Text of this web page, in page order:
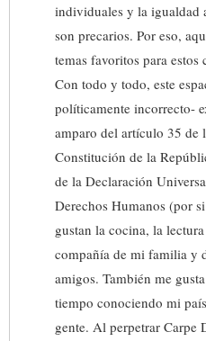
individuales y la igualdad
son precarios. Por eso,
temas favoritos para estos
Con todo y todo, este
políticamente incorrecto-
amparo del artículo 35 de
Constitución de la
de la Declaración
Derechos Humanos (por
gustan la cocina, la
compañía de mi familia y
amigos. También me
tiempo conociendo mi
gente. Al perpetrar Carpe